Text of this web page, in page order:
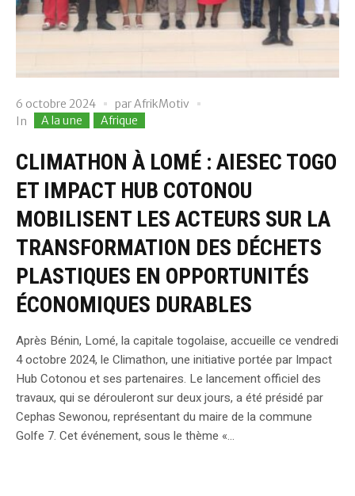
6 octobre 2024 parAfrikMotiv
In
A la une Afrique
CLIMATHON À LOMÉ : AIESEC TOGO
ET IMPACT HUB COTONOU
MOBILISENT LES ACTEURS SUR LA
TRANSFORMATION DES DÉCHETS
PLASTIQUES EN OPPORTUNITÉS
ÉCONOMIQUES DURABLES
Après Bénin, Lomé, la capitale togolaise, accueille ce vendredi
4 octobre 2024, le Climathon, une initiative portée par Impact
Hub Cotonou et ses partenaires. Le lancement officiel des
travaux, qui se dérouleront sur deux jours, a été présidé par
Cephas Sewonou, représentant du maire de la commune
Golfe 7. Cet événement, sous le thème «...